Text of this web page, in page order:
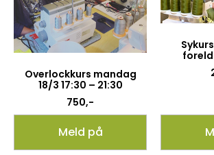
Overlockkurs mandag
18/3 17:30 – 21:30
750,-
Meld på